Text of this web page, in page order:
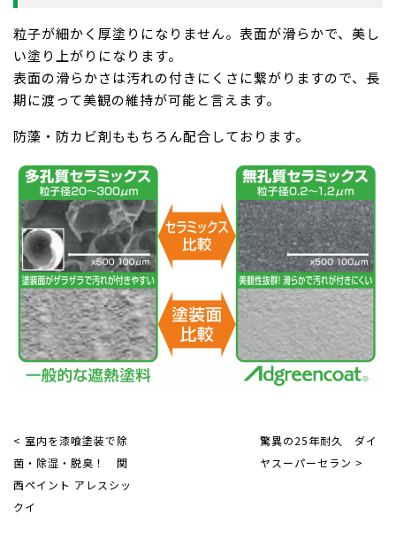
粒子が細かく厚塗りになりません。表面が滑らかで、美し
い塗り上がりになります。
表面の滑らかさは汚れの付きにくさに繋がりますので、長
期に渡って美観の維持が可能と言えます。
防藻・防カビ剤ももちろん配合しております。
< 室内を漆喰塗装で除
菌・除湿・脱臭！ 関
西ペイント アレスシッ
クイ
驚異の25年耐久 ダイ
ヤスーパーセラン >